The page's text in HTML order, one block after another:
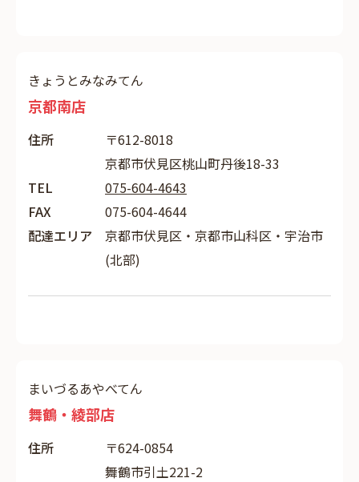
きょうとみなみてん
京都南店
住所
〒612-8018
京都市伏見区桃山町丹後18-33
TEL
075-604-4643
FAX
075-604-4644
配達エリア
京都市伏見区・京都市山科区・宇治市
(北部)
まいづるあやべてん
舞鶴・綾部店
住所
〒624-0854
舞鶴市引土221-2